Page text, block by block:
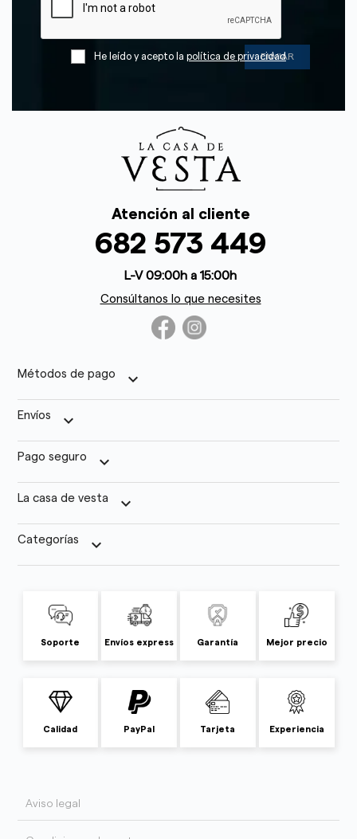
He leído y acepto la política de privacidad
Atención al cliente
682 573 449
L-V 09:00h a 15:00h
Consúltanos lo que necesites
Métodos de pago keyboard_arrow_down
Envíos keyboard_arrow_down
Pago seguro keyboard_arrow_down
La casa de vesta keyboard_arrow_down
Categorías keyboard_arrow_down
Soporte Envíos express Garantía Mejor precio
Calidad PayPal Tarjeta Experiencia
Aviso legal